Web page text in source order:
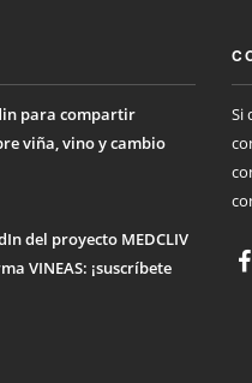
para compartir
viña, vino y cambio
del proyecto MEDCLIV
VINEAS: ¡suscríbete
Si